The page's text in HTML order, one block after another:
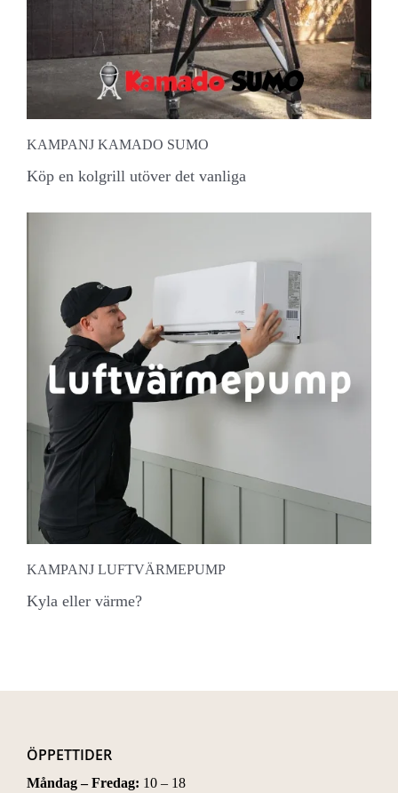
KAMPANJ KAMADO SUMO
Köp en kolgrill utöver det vanliga
KAMPANJ LUFTVÄRMEPUMP
Kyla eller värme?
ÖPPETTIDER
Måndag – Fredag: 10 – 18